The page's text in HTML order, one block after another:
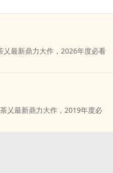
最新鼎力大作，2026年度必看
推荐哦！
乂最新鼎力大作，2019年度必